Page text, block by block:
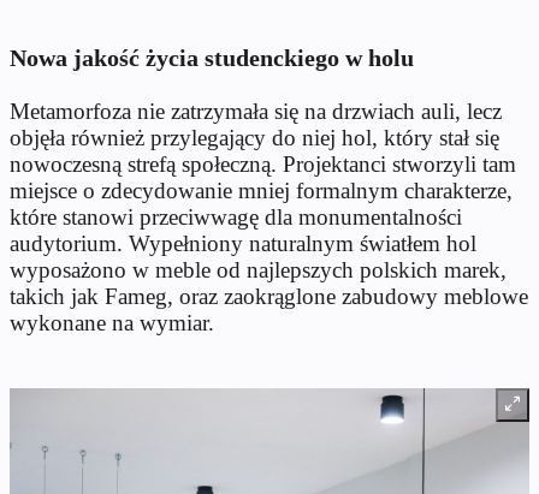
Nowa jakość życia studenckiego w holu
Metamorfoza nie zatrzymała się na drzwiach auli, lecz
objęła również przylegający do niej hol, który stał się
nowoczesną strefą społeczną. Projektanci stworzyli tam
miejsce o zdecydowanie mniej formalnym charakterze,
które stanowi przeciwwagę dla monumentalności
audytorium. Wypełniony naturalnym światłem hol
wyposażono w meble od najlepszych polskich marek,
takich jak Fameg, oraz zaokrąglone zabudowy meblowe
wykonane na wymiar.